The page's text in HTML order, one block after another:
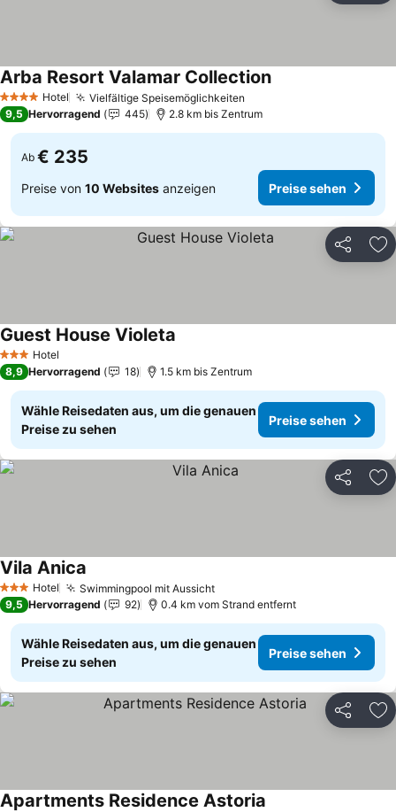
4 Sterne Hotel Vielfältige Speisemöglichkeiten
Arba Resort Valamar CollectionPreise sehen
9,5 Hervorragend 445 2.8 km bis Zentrum
Ab € 235
Preise von 10 Websites anzeigen Preise sehen
Teilen
3 SterneHotel
Guest House Violeta
8,9 Hervorragend 18 1.5 km bis Zentrum
Wähle Reisedaten aus, um die genauen
Preise zu sehen
Preise sehen
Teilen
3 SterneHotel Swimmingpool mit AussichtPreise sehen
Vila Anica
9,5 Hervorragend 92 0.4 km vom Strand entfernt
Wähle Reisedaten aus, um die genauen
Preise zu sehen
Preise sehen
Teilen
Apartments Residence Astoria